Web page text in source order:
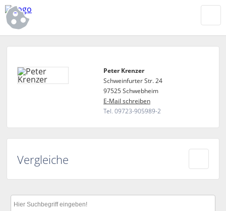
Peter Krenzer
Schweinfurter Str. 24
97525 Schwebheim
E-Mail schreiben
Tel. 09723-905989-2
Vergleiche